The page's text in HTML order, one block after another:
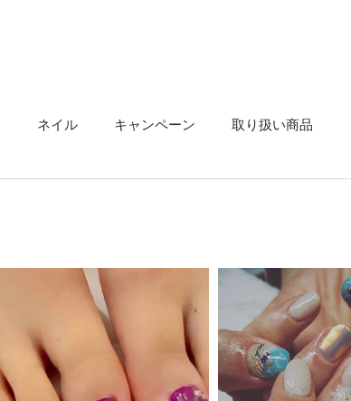
ネイル キャンペーン 取り扱い商品